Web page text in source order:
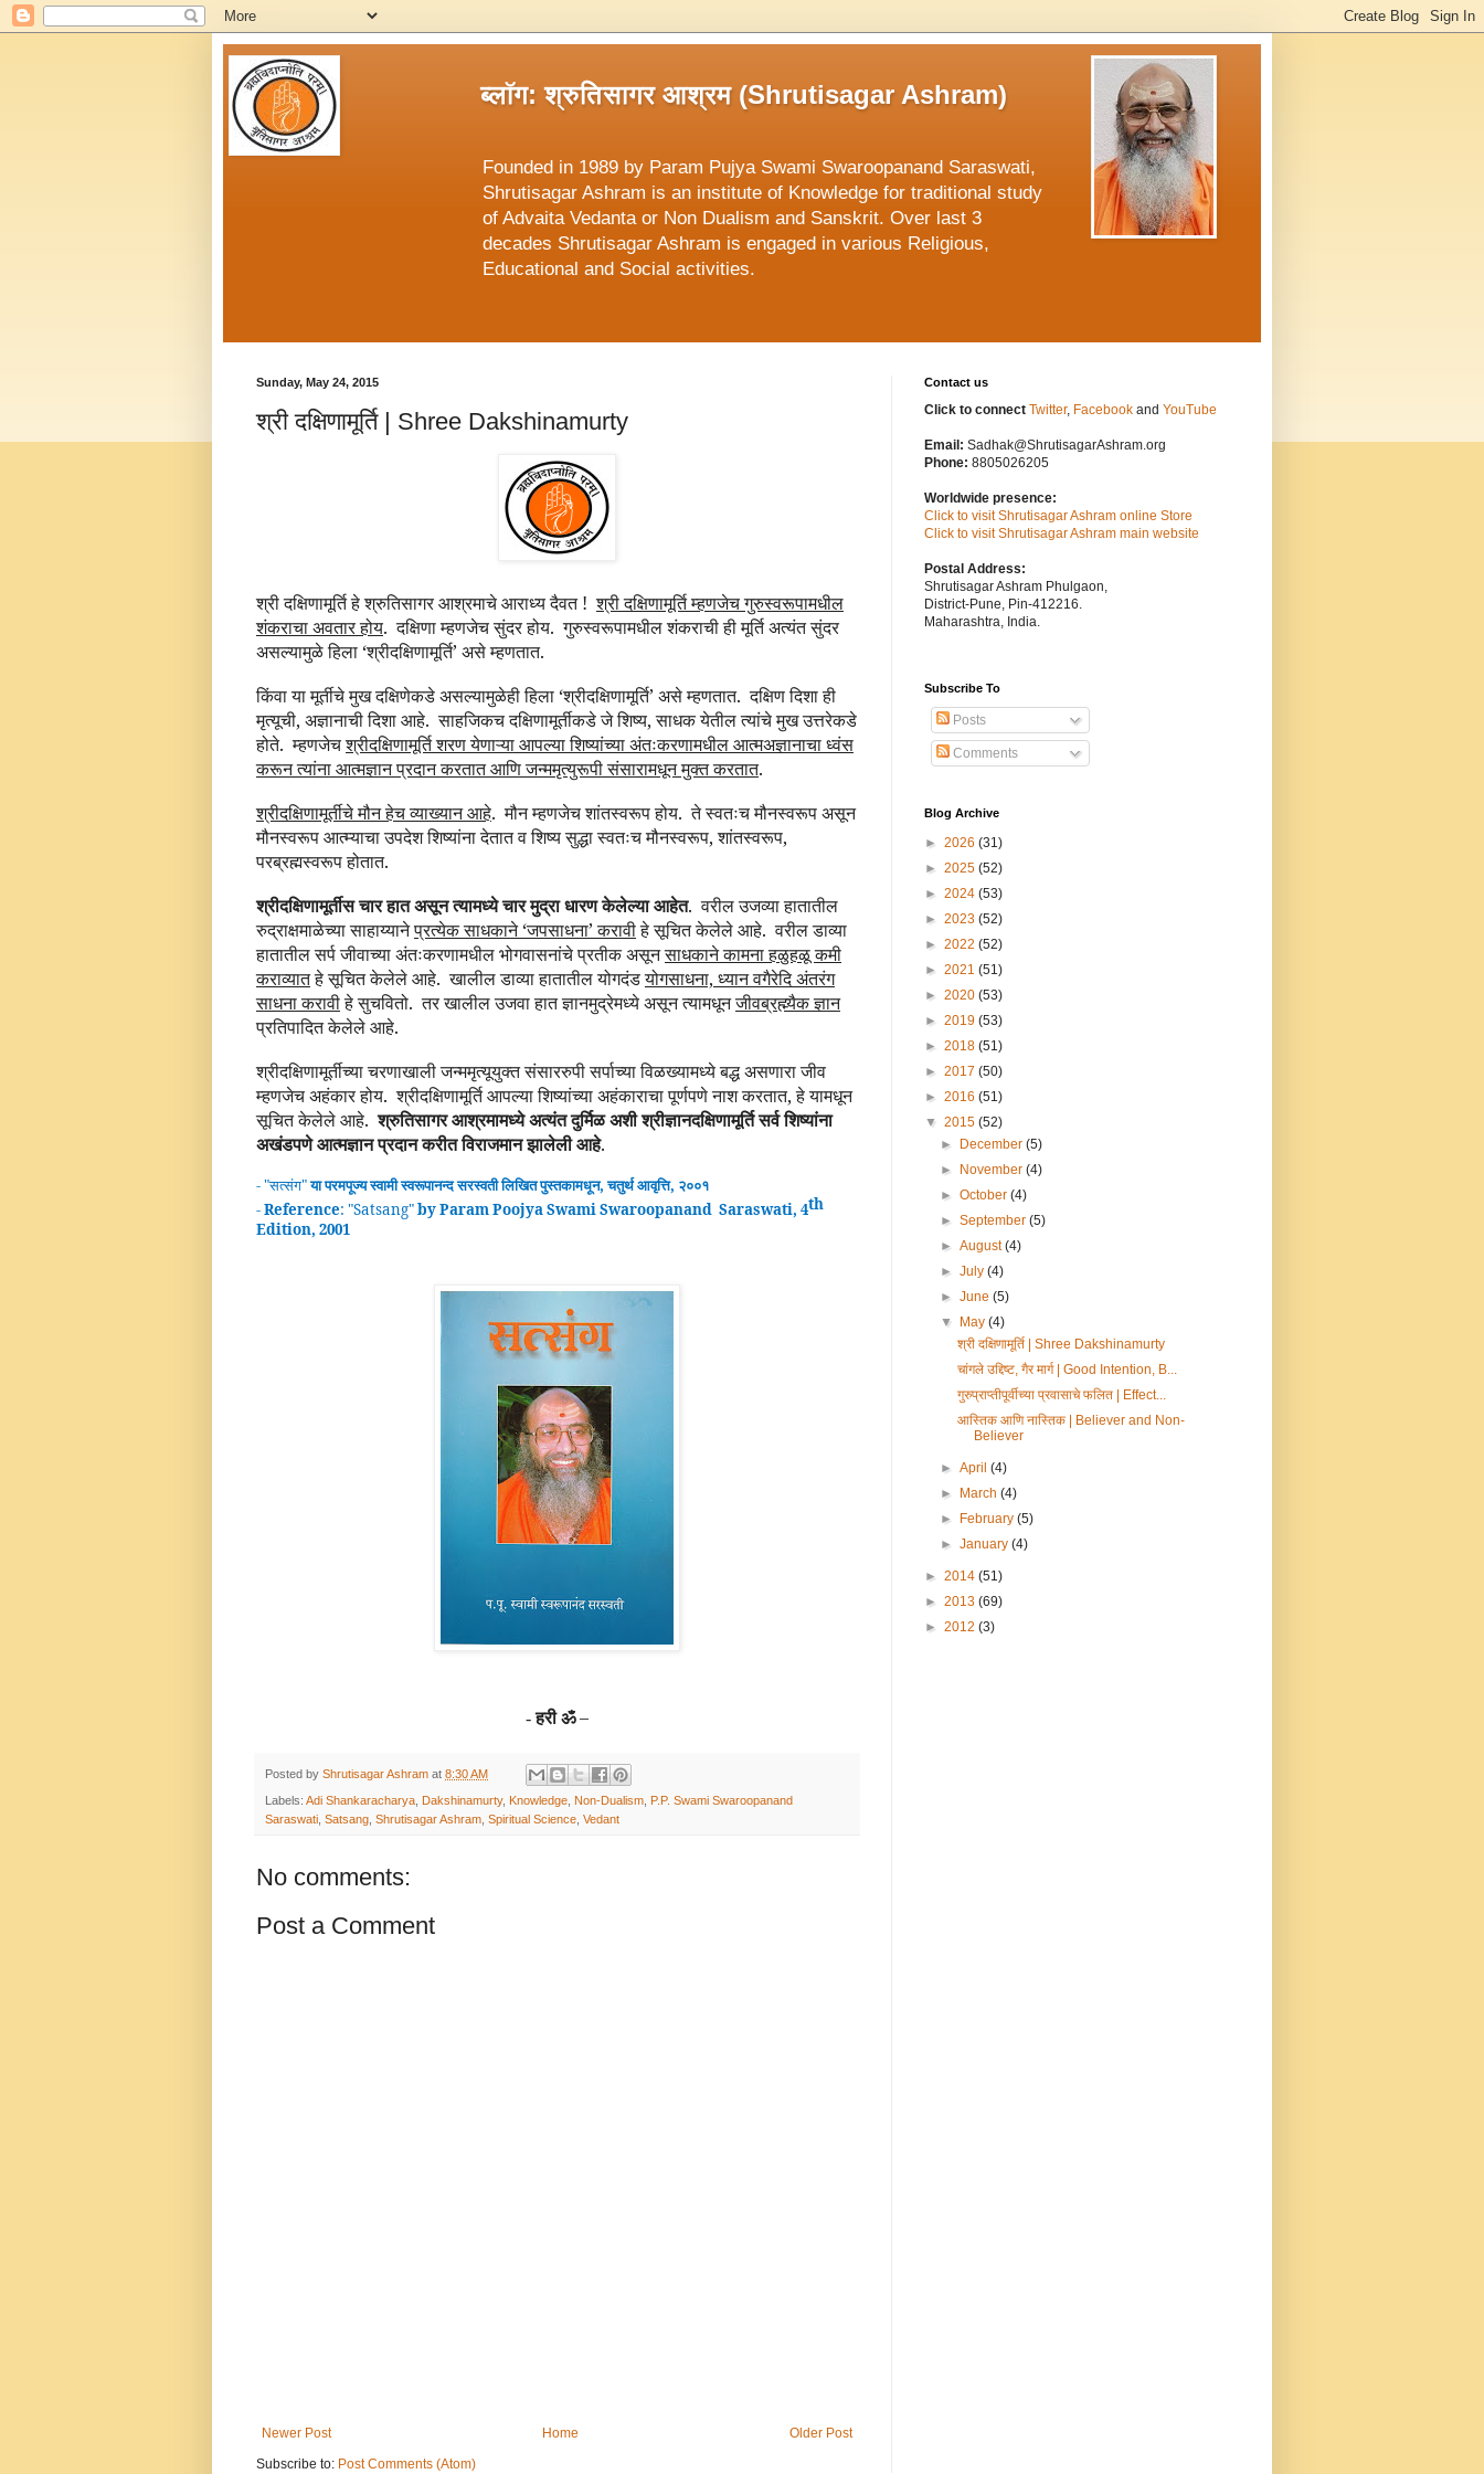
ब्लॉग: श्रुतिसागर आश्रम (Shrutisagar Ashram)
Founded in 1989 by Param Pujya Swami Swaroopanand Saraswati,
Shrutisagar Ashram is an institute of Knowledge for traditional study
of Advaita Vedanta or Non Dualism and Sanskrit. Over last 3
decades Shrutisagar Ashram is engaged in various Religious,
Educational and Social activities.
Sunday, May 24, 2015
श्री दक्षिणामूर्ति | Shree Dakshinamurty
श्री दक्षिणामूर्ति हे श्रुतिसागर आश्रमाचे आराध्य दैवत !श्री दक्षिणामूर्ति म्हणजेच गुरुस्वरूपामधील
शंकराचा अवतार होय. दक्षिणा म्हणजेच सुंदर होय. गुरुस्वरूपामधील शंकराची ही मूर्ति अत्यंत सुंदर
असल्यामुळे हिला ‘श्रीदक्षिणामूर्ति’ असे म्हणतात.
किंवा या मूर्तीचे मुख दक्षिणेकडे असल्यामुळेही हिला ‘श्रीदक्षिणामूर्ति’ असे म्हणतात. दक्षिण दिशा ही
मृत्यूची, अज्ञानाची दिशा आहे. साहजिकच दक्षिणामूर्तीकडे जे शिष्य, साधक येतील त्यांचे मुख उत्तरेकडे
होते. म्हणजेचश्रीदक्षिणामूर्ति शरण येणाऱ्या आपल्या शिष्यांच्या अंतःकरणामधील आत्मअज्ञानाचा ध्वंस
करून त्यांना आत्मज्ञान प्रदान करतात आणि जन्ममृत्युरूपी संसारामधून मुक्त करतात.
श्रीदक्षिणामूर्तीचे मौन हेच व्याख्यान आहे. मौन म्हणजेच शांतस्वरूप होय. ते स्वतःच मौनस्वरूप असून
मौनस्वरूप आत्म्याचा उपदेश शिष्यांना देतात व शिष्य सुद्धा स्वतःच मौनस्वरूप, शांतस्वरूप,
परब्रह्मस्वरूप होतात.
श्रीदक्षिणामूर्तीस चार हात असून त्यामध्ये चार मुद्रा धारण केलेल्या आहेत. वरील उजव्या हातातील
रुद्राक्षमाळेच्या साहाय्यानेप्रत्येक साधकाने ‘जपसाधना’ करावीहे सूचित केलेले आहे. वरील डाव्या
हातातील सर्प जीवाच्या अंतःकरणामधील भोगवासनांचे प्रतीक असूनसाधकाने कामना हळुहळू कमी
कराव्यातहे सूचित केलेले आहे. खालील डाव्या हातातील योगदंडयोगसाधना, ध्यान वगैरेदि अंतरंग
साधना करावीहे सुचवितो.तर खालील उजवा हात ज्ञानमुद्रेमध्ये असून त्यामधूनजीवब्रह्म्यैक ज्ञान
प्रतिपादित केलेले आहे.
श्रीदक्षिणामूर्तीच्या चरणाखाली जन्ममृत्यूयुक्त संसाररुपी सर्पाच्या विळख्यामध्ये बद्ध असणारा जीव
म्हणजेच अहंकार होय. श्रीदक्षिणामूर्ति आपल्या शिष्यांच्या अहंकाराचा पूर्णपणे नाश करतात, हे यामधून
सूचित केलेले आहे.श्रुतिसागर आश्रमामध्ये अत्यंत दुर्मिळ अशी श्रीज्ञानदक्षिणामूर्ति सर्व शिष्यांना
अखंडपणे आत्मज्ञान प्रदान करीत विराजमान झालेली आहे.
- "सत्संग"या परमपूज्य स्वामीस्वरूपानन्दसरस्वती लिखित पुस्तकामधून,चतुर्थआवृत्ति, २००१
-Reference: "Satsang"by Param Poojya Swami Swaroopanand Saraswati, 4th
Edition, 2001
-हरी ॐ–
Posted by Shrutisagar Ashram at 8:30 AM
Labels: Adi Shankaracharya, Dakshinamurty, Knowledge, Non-Dualism, P.P. Swami Swaroopanand
Saraswati, Satsang, Shrutisagar Ashram, Spiritual Science, Vedant
No comments:
Post a Comment
Newer Post Older Post
Home
Subscribe to: Post Comments (Atom)
Contact us
Click to connect Twitter, Facebook and YouTube
Email: Sadhak@ShrutisagarAshram.org
Phone: 8805026205
Worldwide presence:
Click to visit Shrutisagar Ashram online Store
Click to visit Shrutisagar Ashram main website
Postal Address:
Shrutisagar Ashram Phulgaon,
District-Pune, Pin-412216.
Maharashtra, India.
Subscribe To
Posts
Comments
Blog Archive
► 2026 (31)
► 2025 (52)
► 2024 (53)
► 2023 (52)
► 2022 (52)
► 2021 (51)
► 2020 (53)
► 2019 (53)
► 2018 (51)
► 2017 (50)
► 2016 (51)
▼ 2015 (52)
►
December(5)
►
November(4)
►October(4)
►September(5)
►August(4)
►July(4)
►June(5)
▼
May(4)
श्री दक्षिणामूर्ति | Shree Dakshinamurty
चांगले उद्दिष्ट, गैर मार्ग | Good Intention, B...
गुरुप्राप्तीपूर्वीच्या प्रवासाचे फलित | Effect...
आस्तिक आणि नास्तिक | Believer and Non-
Believer
►April(4)
►
March(4)
►
February(5)
►January(4)
► 2014 (51)
► 2013 (69)
► 2012 (3)